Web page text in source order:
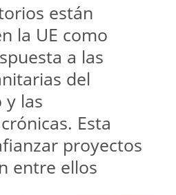
están
la UE como
a las
del
y las
Esta
proyectos
entre ellos